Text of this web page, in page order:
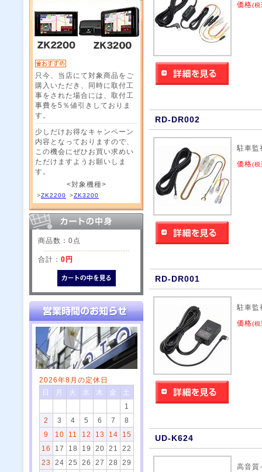
只今、当店にて対象商品をご
購入いただき、同時に取付工
事をされた場合には、取付工
事費を5％値引きしておりま
す。
少しだけお得なキャンペーン
内容となっておりますので、
この機会にぜひお買い求めい
ただけますようお願いしま
す。
<対象機種>
>ZK2200 >ZK3200
商品数：0点
合計： 0円
2026年8月の定休日
日
月 火 水 木 金
土
1
2
3 4 5 6 7
8
9
10 11 12 13 14
15
16
17 18 19 20 21
22
23
24 25 26 27 28
29
価格(税
RD-DR002
駐車監
価格(税
RD-DR001
駐車監
価格(税
UD-K624
高音質